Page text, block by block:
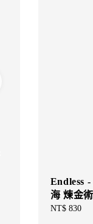
Endless
海 煉金
Regular
NT$ 830